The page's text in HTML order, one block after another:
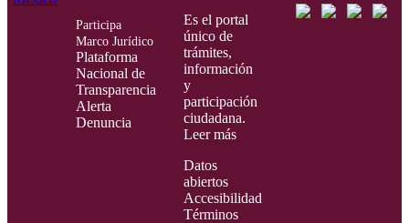
Participa
Marco Jurídico
Plataforma
Nacional de
Transparencia
Alerta
Denuncia
Es el portal
único de
trámites,
información
y
participación
ciudadana.
Leer más
Datos
abiertos
Accesibilidad
Términos